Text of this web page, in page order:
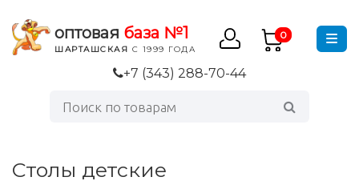
оптовая база №1
ШАРТАШСКАЯ С 1999 ГОДА
0
+7 (343) 288-70-44
Столы детские